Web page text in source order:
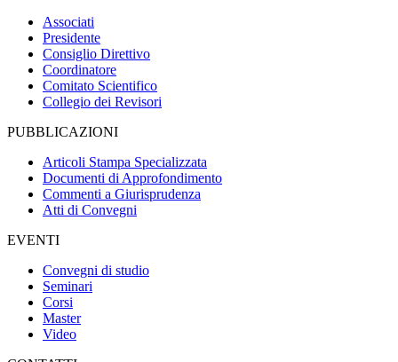
Associati
Presidente
Consiglio Direttivo
Coordinatore
Comitato Scientifico
Collegio dei Revisori
PUBBLICAZIONI
Articoli Stampa Specializzata
Documenti di Approfondimento
Commenti a Giurisprudenza
Atti di Convegni
EVENTI
Convegni di studio
Seminari
Corsi
Master
Video